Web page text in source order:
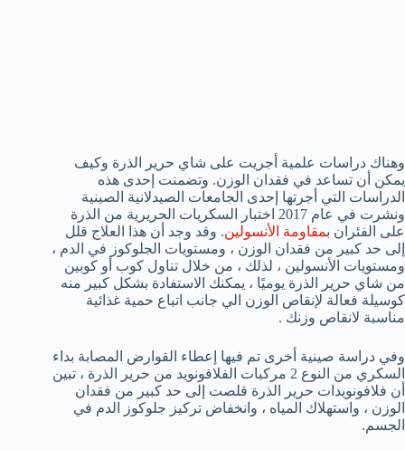
وهناك دراسات علمية أجريت على شاي حرير الذرة وكيف
يمكن أن تساعد في فقدان الوزن. وتضمنت إحدى هذه
الدراسات التي أجرتها إحدى الجامعات الصيدلانية الصينية
ونشرت في عام 2017 اختبار السكريات الحريرية من الذرة
على الفئران بمقاومة الأنسولين. وقد وجد أن هذا العلاج قلل
إلى حد كبير من فقدان الوزن ، ومستويات الجلوكوز في الدم ،
ومستويات الأنسولين ، لذلك ، من خلال تناول كوب أو كوبين
من شاي حرير الذرة يوميًا ، يمكنك الاستفادة بشكل كبير منه
كوسيلة فعالة لإنقاص الوزن الي جانب اتباع حمية غذائية
مناسبة لانقاص وزنك .
وفي دراسة صينية أخرى تم فيها إعطاء القوارض المصابة بداء
السكري من النوع 2 مركبات الفلافونويد من حرير الذرة ، تبين
أن فلافونويدات حرير الذرة قلصت إلى حد كبير من فقدان
الوزن ، واستهلاك المياه ، وانخفاض تركيز جلوكوز الدم في
الجسم.